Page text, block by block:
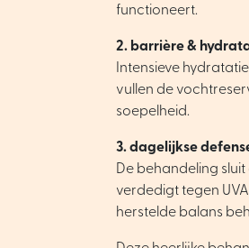
functioneert.
2. barrière &
Intensieve
vullen de
soepelheid.
3. dagelijkse
De behandeling
verdedigt tegen
herstelde balans